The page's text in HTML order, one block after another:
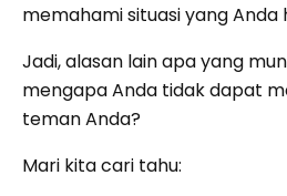
memahami situasi yang Anda
Jadi, alasan lain apa yang
mengapa Anda tidak dapat
teman Anda?
Mari kita cari tahu: